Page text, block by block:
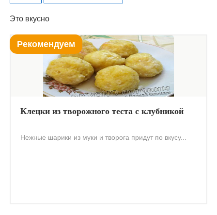
Это вкусно
Рекомендуем
Клецки из творожного теста с клубникой
Нежные шарики из муки и творога придут по вкусу...